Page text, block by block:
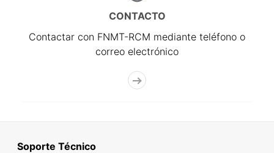
CONTACTO
Contactar con FNMT-RCM mediante teléfono o
correo electrónico
Soporte Técnico